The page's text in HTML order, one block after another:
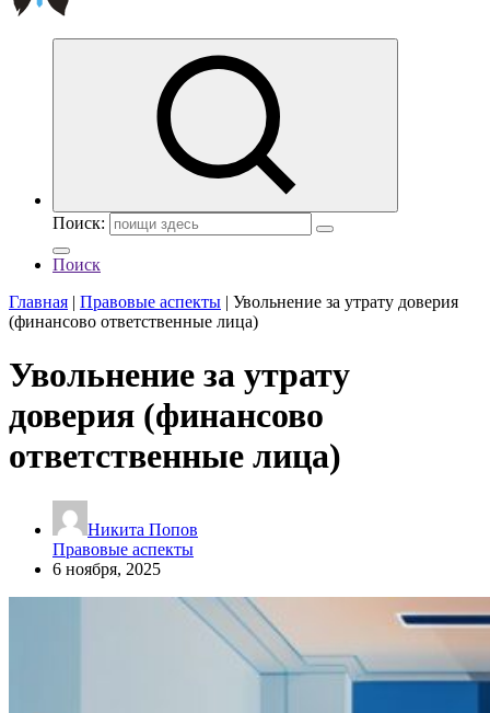
Поиск:
Поиск
Главная | Правовые аспекты | Увольнение за утрату доверия
(финансово ответственные лица)
Увольнение за утрату
доверия (финансово
ответственные лица)
Никита Попов
Правовые аспекты
6 ноября, 2025